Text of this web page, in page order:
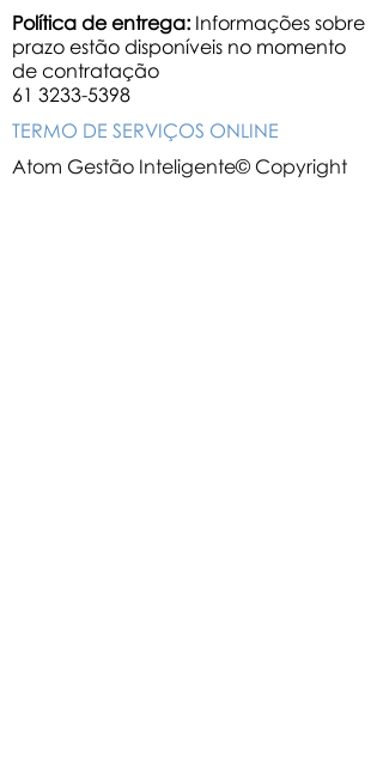
Política de entrega: Informações sobre
prazo estão disponíveis no momento
de contratação
61 3233-5398
TERMO DE SERVIÇOS ONLINE
Atom Gestão Inteligente© Copyright